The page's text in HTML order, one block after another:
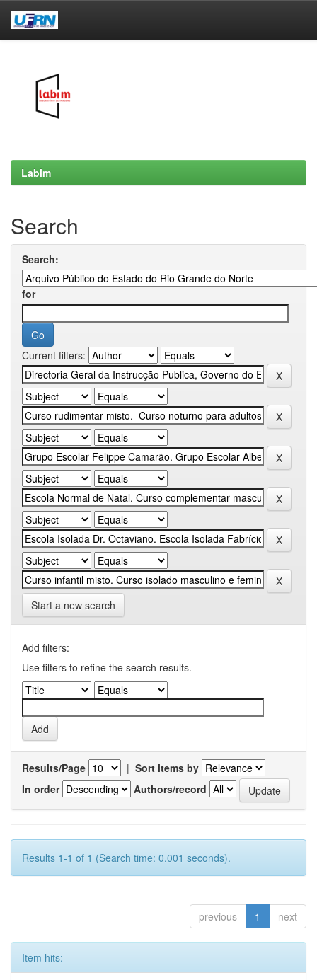
Labim
Search
Search:
for
Current filters:
Start a new search
Add filters:
Use filters to refine the search results.
Results/Page | Sort items by
In order
Authors/record
Results 1-1 of 1 (Search time: 0.001 seconds).
previous 1 next
Item hits: